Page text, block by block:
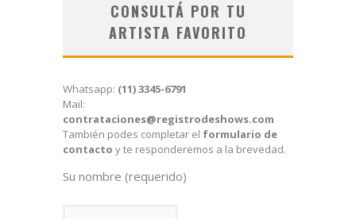
CONSULTÁ POR TU
ARTISTA FAVORITO
Whatsapp: (11) 3345-6791
Mail:
contrataciones@registrodeshows.com
También podes completar el formulario de
contacto y te responderemos a la brevedad.
Su nombre (requerido)